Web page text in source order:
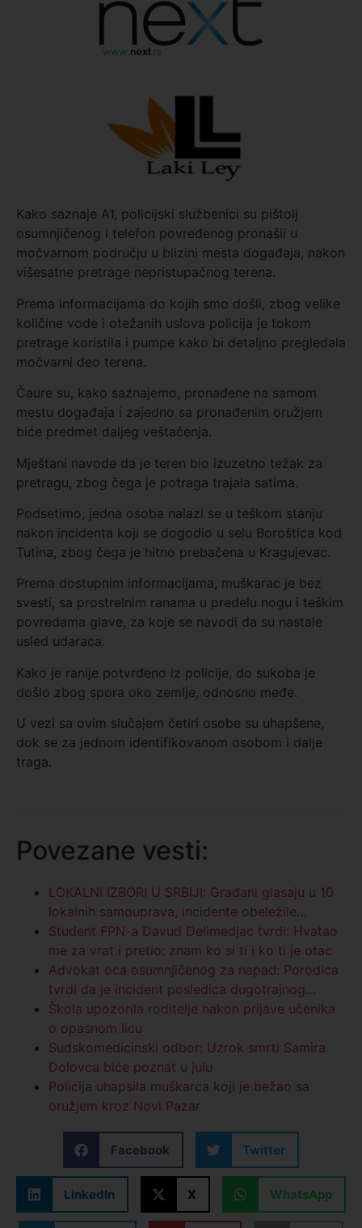
Kako saznaje A1, policijski službenici su pištolj
osumnjičenog i telefon povređenog pronašli u
močvarnom području u blizini mesta događaja, nakon
višesatne pretrage nepristupačnog terena.
Prema informacijama do kojih smo došli, zbog velike
količine vode i otežanih uslova policija je tokom
pretrage koristila i pumpe kako bi detaljno pregledala
močvarni deo terena.
Čaure su, kako saznajemo, pronađene na samom
mestu događaja i zajedno sa pronađenim oružjem
biće predmet daljeg veštačenja.
Mještani navode da je teren bio izuzetno težak za
pretragu, zbog čega je potraga trajala satima.
Podsetimo, jedna osoba nalazi se u teškom stanju
nakon incidenta koji se dogodio u selu Boroštica kod
Tutina, zbog čega je hitno prebačena u Kragujevac.
Prema dostupnim informacijama, muškarac je bez
svesti, sa prostrelnim ranama u predelu nogu i teškim
povredama glave, za koje se navodi da su nastale
usled udaraca.
Kako je ranije potvrđeno iz policije, do sukoba je
došlo zbog spora oko zemlje, odnosno međe.
U vezi sa ovim slučajem četiri osobe su uhapšene,
dok se za jednom identifikovanom osobom i dalje
traga.
Povezane vesti:
LOKALNI IZBORI U SRBIJI: Građani glasaju u 10
lokalnih samouprava, incidente obeležile…
Student FPN-a Davud Delimedjac tvrdi: Hvatao
me za vrat i pretio: znam ko si ti i ko ti je otac
Advokat oca osumnjičenog za napad: Porodica
tvrdi da je incident posledica dugotrajnog…
Škola upozorila roditelje nakon prijave učenika
o opasnom licu
Sudskomedicinski odbor: Uzrok smrti Samira
Dolovca biće poznat u julu
Policija uhapsila muškarca koji je bežao sa
oružjem kroz Novi Pazar
Facebook Twitter
LinkedIn X WhatsApp